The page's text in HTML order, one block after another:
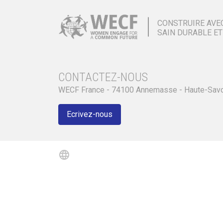
CONSTRUIRE
SAIN DURABLE
CONTACTEZ-NOUS
WECF France - 74100 Annemasse - Haute-
Ecrivez-nous
language